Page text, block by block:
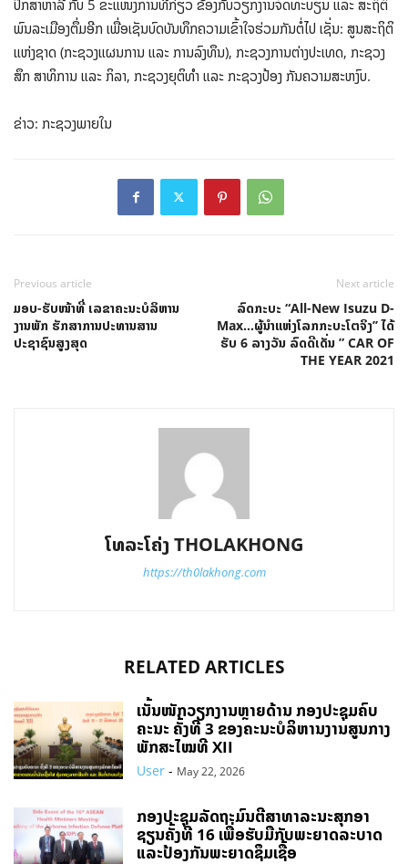
ປຶກສາຫາລື ກັບ 5 ຂະແໜງການທີ່ກ່ຽວ ຂ້ອງກັບວຽກງານຈົດທະບຽນ ແລະ ສະຖິຕິ
ພົນລະເມືອງຕຶ່ມອີກ ເພື່ອເຊັນບົດບັນທຶກຄວາມເຂົ້າໃຈຮ່ວມກັນຕໍ່ໄປ ເຊັ່ນ: ສູນສະຖິຕິ
ແຫ່ງຊາດ (ກະຊວງແຜນການ ແລະ ການລົງທຶນ), ກະຊວງການຕ່າງປະເທດ, ກະຊວງ
ສຶກ ສາທິການ ແລະ ກິລາ, ກະຊວງຍຸຕິທໍາ ແລະ ກະຊວງປ້ອງ ກັນຄວາມສະຫງົບ.
ຂ່າວ: ກະຊວງພາຍໃນ
Previous article
ມອບ-ຮັບໜ້າທີ່ ເລຂາຄະນະບໍລິຫານ
ງານພັກ ຮັກສາການປະທານສານ
ປະຊາຊົນສູງສຸດ
Next article
ລົດກະບະ “All-New Isuzu D-
Max…ຜູ້ນຳແຫ່ງໂລກກະບະໂຕຈິງ’’ ໄດ້
ຮັບ 6 ລາງວັນ ລົດດີເດັ່ນ ” CAR OF
THE YEAR 2021
ໂທລະໂຄ່ງ THOLAKHONG
https://th0lakhong.com
RELATED ARTICLES
ເນັ້ນໜັກວຽກງານຫຼາຍດ້ານ ກອງປະຊຸມຄົບ
ຄະນະ ຄັ້ງທີ 3 ຂອງຄະນະບໍລິຫານງານສູນກາງ
ພັກສະໄໝທີ XII
User - May 22, 2026
ກອງປະຊຸມລັດຖະມົນຕີສາທາລະນະສຸກອາ
ຊຽນຄັ້ງທີ 16 ເພື່ອຮັບມືກັບພະຍາດລະບາດ
ແລະປ້ອງກັນພະຍາດຊຶມເຊື້ອ